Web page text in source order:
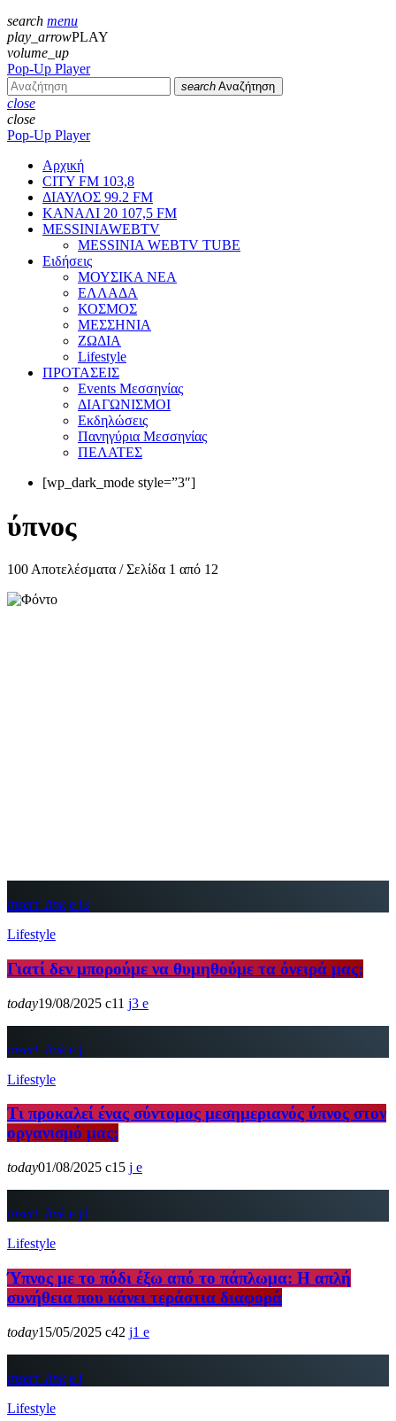
search menu
play_arrowPLAY
volume_up
Pop-Up Player
search Αναζήτηση
close
close
Pop-Up Player
Αρχική
CITY FM 103,8
ΔΙΑΥΛΟΣ 99.2 FM
ΚΑΝΑΛΙ 20 107,5 FM
MESSINIAWEBTV
MESSINIA WEBTV TUBE
Eιδήσεις
ΜΟΥΣΙΚΑ ΝΕΑ
ΕΛΛΑΔΑ
ΚΟΣΜΟΣ
ΜΕΣΣΗΝΙΑ
ΖΩΔΙΑ
Lifestyle
ΠΡΟΤΑΣΕΙΣ
Events Μεσσηνίας
ΔΙΑΓΩΝΙΣΜΟΙ
Εκδηλώσεις
Πανηγύρια Μεσσηνίας
ΠΕΛΑΤΕΣ
[wp_dark_mode style=”3″]
ύπνος
100 Αποτελέσματα / Σελίδα 1 από 12
insert_link
3
Lifestyle
Γιατί δεν μπορούμε να θυμηθούμε τα όνειρά μας;
today19/08/2025 11 3
insert_link
Lifestyle
Τι προκαλεί ένας σύντομος μεσημεριανός ύπνος στον
οργανισμό μας;
today01/08/2025 15
insert_link
1
Lifestyle
Ύπνος με το πόδι έξω από το πάπλωμα: Η απλή
συνήθεια που κάνει τεράστια διαφορά
today15/05/2025 42 1
insert_link
Lifestyle